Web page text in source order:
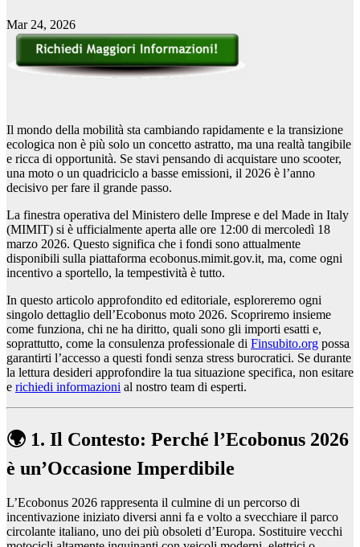
Mar 24, 2026
Il mondo della mobilità sta cambiando rapidamente e la transizione
ecologica non è più solo un concetto astratto, ma una realtà tangibile
e ricca di opportunità. Se stavi pensando di acquistare uno scooter,
una moto o un quadriciclo a basse emissioni, il 2026 è l’anno
decisivo per fare il grande passo.
La finestra operativa del Ministero delle Imprese e del Made in Italy
(MIMIT) si è ufficialmente aperta alle ore 12:00 di mercoledì 18
marzo 2026. Questo significa che i fondi sono attualmente
disponibili sulla piattaforma ecobonus.mimit.gov.it, ma, come ogni
incentivo a sportello, la tempestività è tutto.
In questo articolo approfondito ed editoriale, esploreremo ogni
singolo dettaglio dell’Ecobonus moto 2026. Scopriremo insieme
come funziona, chi ne ha diritto, quali sono gli importi esatti e,
soprattutto, come la consulenza professionale di Finsubito.org possa
garantirti l’accesso a questi fondi senza stress burocratici. Se durante
la lettura desideri approfondire la tua situazione specifica, non esitare
e richiedi informazioni al nostro team di esperti.
🌍 1. Il Contesto: Perché l’Ecobonus 2026
è un’Occasione Imperdibile
L’Ecobonus 2026 rappresenta il culmine di un percorso di
incentivazione iniziato diversi anni fa e volto a svecchiare il parco
circolante italiano, uno dei più obsoleti d’Europa. Sostituire vecchi